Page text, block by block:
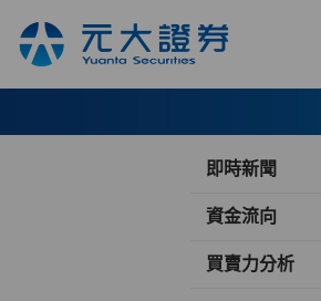
即時新聞
資金流向
買賣力分析